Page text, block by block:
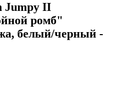
Jumpy II
ромб"
белый/черный -